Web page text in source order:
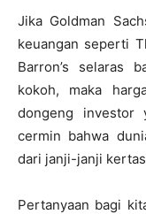
Jika Goldman
keuangan seperti
Barron’s selaras
kokoh, maka
dongeng investor
cermin bahwa
dari janji-janji
Pertanyaan bagi